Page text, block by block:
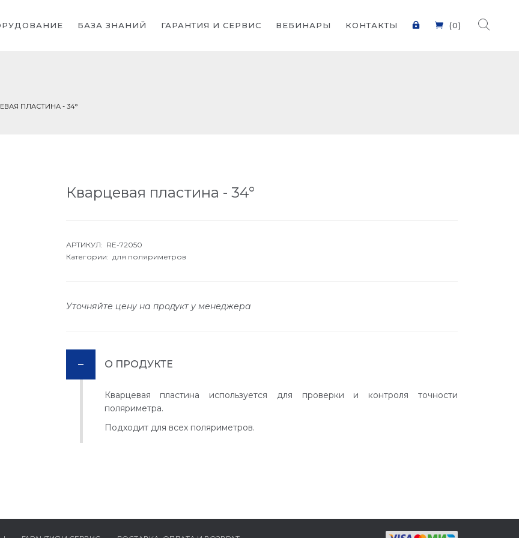
БАЗА ЗНАНИЙ ГАРАНТИЯ И СЕРВИС ВЕБИНАРЫ КОНТАКТЫ (0)
ПЛАСТИНА - 34°
Кварцевая пластина - 34°
АРТИКУЛ: RE-72050
Категории: для поляриметров
Уточняйте цену на продукт у менеджера
О ПРОДУКТЕ
Кварцевая пластина используется для проверки и контроля точности
поляриметра.
Подходит для всех поляриметров.